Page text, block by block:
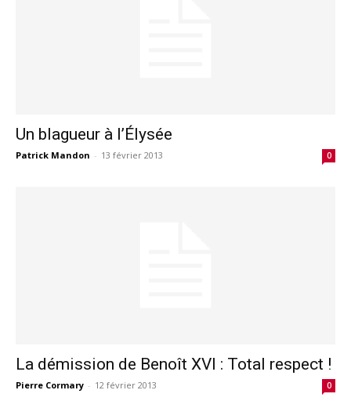
Un blagueur à l’Élysée
Patrick Mandon - 13 février 2013 0
La démission de Benoît XVI : Total respect !
Pierre Cormary - 12 février 2013 0